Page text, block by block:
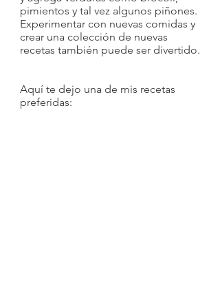
pimientos y tal vez algunos piñones.
Experimentar con nuevas comidas y
crear una colección de nuevas
recetas también puede ser divertido.
Aquí te dejo una de mis recetas
preferidas: